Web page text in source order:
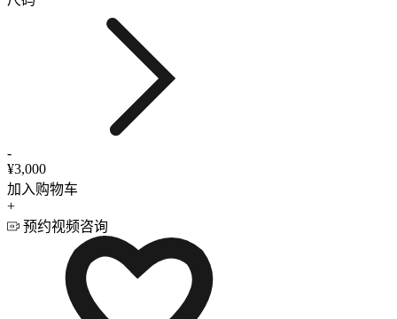
-
¥3,000
加入购物车
+
预约视频咨询